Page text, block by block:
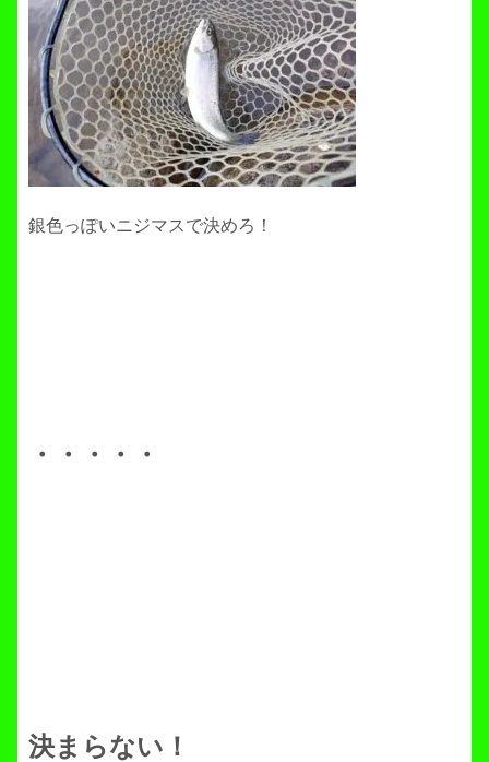
銀色っぽいニジマスで決めろ！
・・・・・
決まらない！